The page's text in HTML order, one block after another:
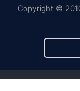
Copyright ©